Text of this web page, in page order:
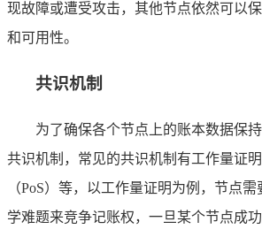
现故障或遭受攻击，其他节点依然可以
和可用性。
共识机制
为了确保各个节点上的账本数据保
共识机制，常见的共识机制有工作量证
（PoS）等，以工作量证明为例，节点
学难题来竞争记账权，一旦某个节点成